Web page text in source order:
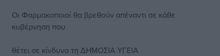
Οι Φαρμακοποιοί θα βρεθούν απέναντι σε κάθε
κυβέρνηση που
θέτει σε κίνδυνο τη ΔΗΜΟΣΙΑ ΥΓΕΙΑ